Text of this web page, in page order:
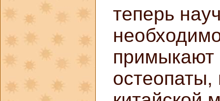
теперь
примыкают
остеопаты,